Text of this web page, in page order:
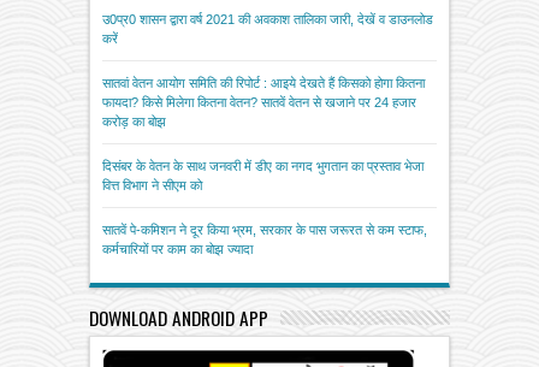
उ0प्र0 शासन द्वारा वर्ष 2021 की अवकाश तालिका जारी, देखें व डाउनलोड
करें
सातवां वेतन आयोग समिति की रिपोर्ट : आइये देखते हैं किसको होगा कितना
फायदा? किसे मिलेगा कितना वेतन? सातवें वेतन से खजाने पर 24 हजार
करोड़ का बोझ
दिसंबर के वेतन के साथ जनवरी में डीए का नगद भुगतान का प्रस्ताव भेजा
वित्त विभाग ने सीएम को
सातवें पे-कमिशन ने दूर किया भ्रम, सरकार के पास जरूरत से कम स्टाफ,
कर्मचारियों पर काम का बोझ ज्यादा
DOWNLOAD ANDROID APP